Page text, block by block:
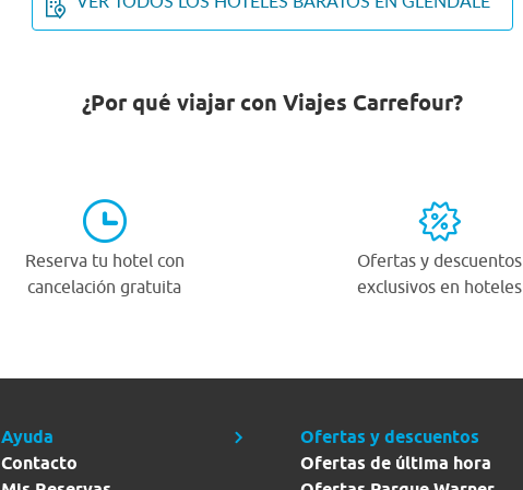
¿Por qué viajar con Viajes Carrefour?
Reserva tu hotel con
cancelación gratuita
Ofertas y descuentos
exclusivos en hoteles
Ayuda
Contacto
Ofertas y descuentos
Ofertas de última hora